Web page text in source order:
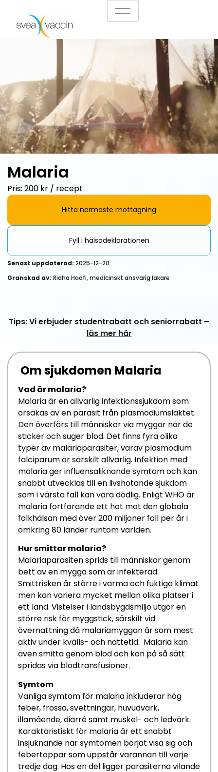
Malaria
Pris: 200 kr / recept
Hitta närmaste mottagning
Fyll i hälsodeklarationen
Senast uppdaterad: 2025-12-20
Granskad av: Ridha Hadfi, medicinskt ansvarig läkare
Tips: Vi erbjuder studentrabatt och seniorrabatt –
läs mer här
Om sjukdomen Malaria
Vad ärmalaria?
Malaria är en allvarliginfektionssjukdom som
orsakas av en parasit från plasmodiumsläktet.
Den överförs till människor via myggor när de
sticker och suger blod. Det finns fyra olika
typer av malariaparasiter,varav plasmodium
falciparumärsärskilt allvarlig. Infektion med
malaria ger influensaliknande symtomoch kan
snabbt utvecklas tillen livshotandesjukdom
som ivärsta fall kan vara dödlig. Enligt WHOär
malaria fortfarandeett hot mot den globala
folkhälsan medöver200 miljoner fall per åri
omkring 80 länder runtom världen.
Hur smittarmalaria?
Malariaparasitensprids till människor genom
bett av en mygga som är infekterad.
Smittrisken ärstörre i varma och fuktiga klimat
men kan variera mycket mellan olika platseri
ett land. Vistelser i landsbygdsmiljö utgör en
större risk för myggstick, särskilt vid
övernattning då malariamyggan är som mest
aktiv under kvälls- och nattetid. Malaria kan
ävensmitta genom blod och kan på så sätt
spridas via blodtransfusioner.
Symtom
Vanliga symtom för malariainkluderar hög
feber, frossa, svettningar, huvudvärk,
illamående, diarré samt muskel- och ledvärk.
Karaktäristiskt för malariaärett snabbt
insjuknande när symtomen börjat visa sigoch
febertoppar som uppstår varannan till varje
tredje dag. Hosen del ligger parasiternavilande